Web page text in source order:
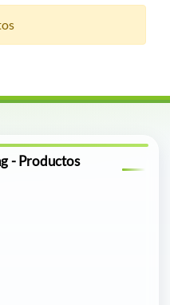
- Productos